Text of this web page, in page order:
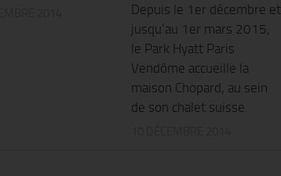
Depuis le 1er décembre et
jusqu’au 1er mars 2015,
le Park Hyatt Paris
Vendôme accueille la
maison Chopard, au sein
de son chalet suisse.